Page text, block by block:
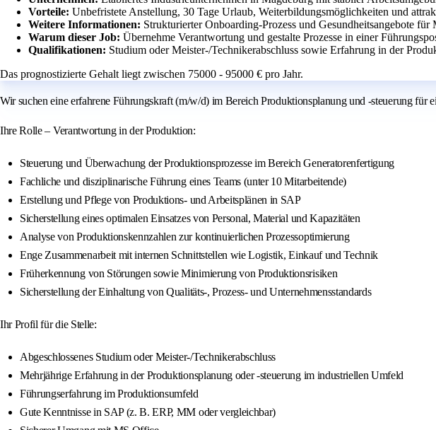
Vorteile: Unbefristete Anstellung, 30 Tage Urlaub, Weiterbildungsmöglichkeiten und
Weitere Informationen: Strukturierter Onboarding-Prozess und Gesundheitsangebote für
Warum dieser Job: Übernehme Verantwortung und gestalte Prozesse in einer
Qualifikationen: Studium oder Meister-/Technikerabschluss sowie Erfahrung in der
Das prognostizierte Gehalt liegt zwischen 75000 - 95000 € pro Jahr.
Wir suchen eine erfahrene Führungskraft (m/w/d) im Bereich Produktionsplanung und -steuerung für
Ihre Rolle – Verantwortung in der Produktion:
Steuerung und Überwachung der Produktionsprozesse im Bereich Generatorenfertigung
Fachliche und disziplinarische Führung eines Teams (unter 10 Mitarbeitende)
Erstellung und Pflege von Produktions- und Arbeitsplänen in SAP
Sicherstellung eines optimalen Einsatzes von Personal, Material und Kapazitäten
Analyse von Produktionskennzahlen zur kontinuierlichen Prozessoptimierung
Enge Zusammenarbeit mit internen Schnittstellen wie Logistik, Einkauf und Technik
Früherkennung von Störungen sowie Minimierung von Produktionsrisiken
Sicherstellung der Einhaltung von Qualitäts-, Prozess- und Unternehmensstandards
Ihr Profil für die Stelle:
Abgeschlossenes Studium oder Meister-/Technikerabschluss
Mehrjährige Erfahrung in der Produktionsplanung oder -steuerung im industriellen Umfeld
Führungserfahrung im Produktionsumfeld
Gute Kenntnisse in SAP (z. B. ERP, MM oder vergleichbar)